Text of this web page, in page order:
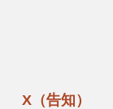
X（告知）